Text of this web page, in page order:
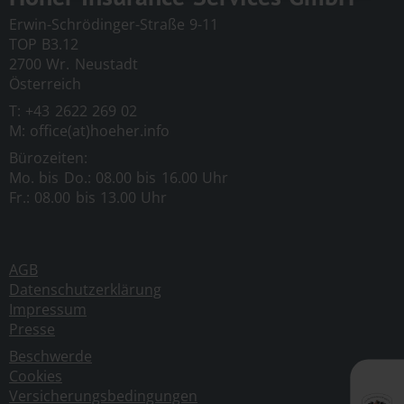
keinerlei Einfluss auf die aktuelle und zukünftige
Gestaltung sowie auf die Inhalte der verknüpften
Seiten. Das Setzen von externen Links bedeutet
nicht, dass sich der Anbieter die hinter dem
Verweis oder Link liegenden Inhalte zu eigen
macht.
Eine ständige Kontrolle dieser externen Links ist
für den Anbieter ohne konkrete Hinweise auf
Rechtsverstöße nicht zumutbar. Bei
gelöscht.
Werbeanzeigen:
Werbeanzeigen ist deren jeweiliger Autor
verantwortlich, ebenso wie für den Inhalt der
beworbenen Website. Die Darstellung der
Erwin-Schrödinger-Straße 9-11
TOP B3.12
2700 Wr. Neustadt
Österreich
T: +43 2622 269 02
M: office(at)hoeher.info
Bürozeiten:
Mo. bis Do.: 08.00 bis 16.00 Uhr
Fr.: 08.00 bis 13.00 Uhr
AGB
Datenschutzerklärung
Impressum
Presse
Beschwerde
Cookies
Versicherungsbedingungen